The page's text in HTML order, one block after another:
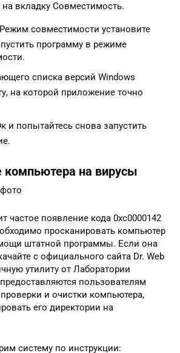
на вкладку Совместимость.
совместимости установите
программу в режиме
списка версий Windows
на которой приложение точно
и попытайтесь снова запустить
компьютера на вирусы
частое появление кода 0xc0000142
просканировать компьютер
штатной программы. Если она
с официального сайта Dr. Web
утилиту от Лаборатории
пользователям
и очистки компьютера,
его директории на
систему по инструкции: